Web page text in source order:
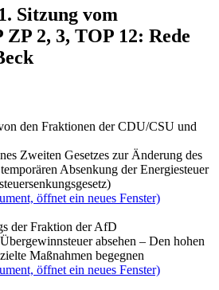
Sitzung vom
ZP 2, 3, TOP 12: Rede
den Fraktionen der CDU/CSU und
Zweiten Gesetzes zur Änderung des
Absenkung der Energiesteuer
öffnet ein neues Fenster)
der Fraktion der AfD
absehen – Den hohen
Maßnahmen begegnen
öffnet ein neues Fenster)